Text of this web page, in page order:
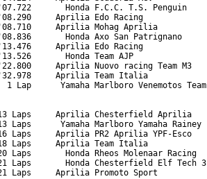
Honda F.C.C. T.S. Penguin
Aprilia Edo Racing
1'08.710     Aprilia Mohag Aprilia
Honda Axo San Patrignano
Aprilia Edo Racing
Honda Team AJP
Aprilia Nuovo racing Team M3
Aprilia Team Italia
Lap      Yamaha Marlboro Venemotos Team
Laps     Aprilia Chesterfield Aprilia
Laps      Yamaha Marlboro Yamaha Rainey
Laps     Aprilia PR2 Aprilia YPF-Esco
Laps     Aprilia Team Italia
Laps       Honda Rheos Molenaar Racing
Laps       Honda Chesterfield Elf Tech 3
Laps     Aprilia Promoto Sport